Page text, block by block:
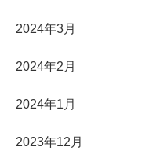
2024年3月
2024年2月
2024年1月
2023年12月